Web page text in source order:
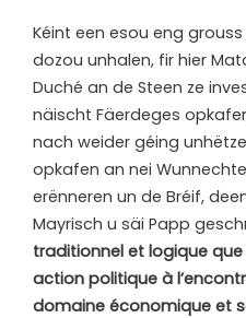
Kéint een esou eng
dozou unhalen, fir hier
Duché an de Steen ze
näischt Fäerdeges
nach weider géing
opkafen an nei
erënneren un de Bréif,
Mayrisch u säi Papp
traditionnel et logique
action politique à
domaine économique et